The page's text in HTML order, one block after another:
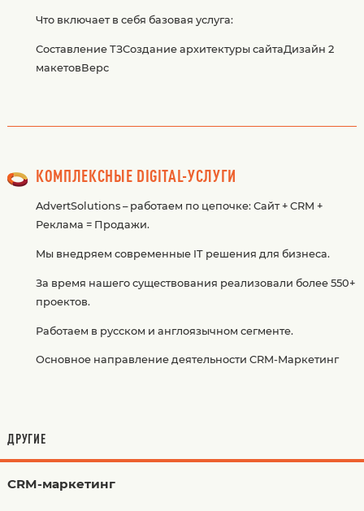
Что включает в себя базовая услуга:
Составление ТЗСоздание архитектуры сайтаДизайн 2
макетовВерс
КОМПЛЕКСНЫЕ DIGITAL-УСЛУГИ
AdvertSolutions – работаем по цепочке: Сайт + CRM +
Реклама = Продажи.
Мы внедряем современные IT решения для бизнеса.
За время нашего существования реализовали более 550+
проектов.
Работаем в русском и англоязычном сегменте.
Основное направление деятельности CRM-Маркетинг
ДРУГИЕ
CRM-маркетинг